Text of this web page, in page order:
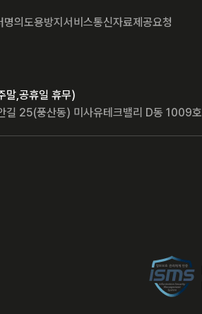
명의도용방지서비스통신자료제공요청
,공휴일 휴무)
길 25(풍산동) 미사유테크밸리 D동 1009호